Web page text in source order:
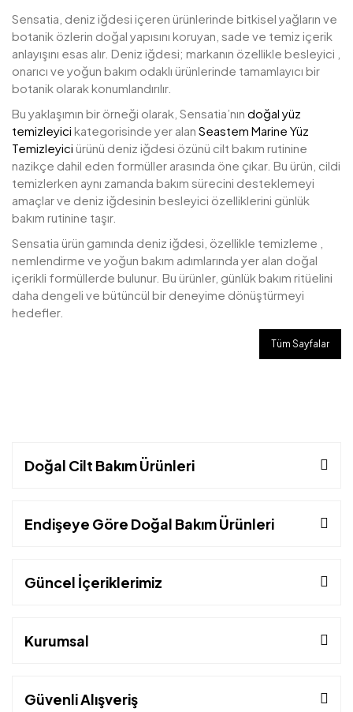
Sensatia, deniz iğdesi içeren ürünlerinde bitkisel yağların ve
botanik özlerin doğal yapısını koruyan, sade ve temiz içerik
anlayışını esas alır. Deniz iğdesi; markanın özellikle besleyici ,
onarıcı ve yoğun bakım odaklı ürünlerinde tamamlayıcı bir
botanik olarak konumlandırılır.
Bu yaklaşımın bir örneği olarak, Sensatia’nın doğal yüz
temizleyici kategorisinde yer alan Seastem Marine Yüz
Temizleyici ürünü deniz iğdesi özünü cilt bakım rutinine
nazikçe dahil eden formüller arasında öne çıkar. Bu ürün, cildi
temizlerken aynı zamanda bakım sürecini desteklemeyi
amaçlar ve deniz iğdesinin besleyici özelliklerini günlük
bakım rutinine taşır.
Sensatia ürün gamında deniz iğdesi, özellikle temizleme ,
nemlendirme ve yoğun bakım adımlarında yer alan doğal
içerikli formüllerde bulunur. Bu ürünler, günlük bakım ritüelini
daha dengeli ve bütüncül bir deneyime dönüştürmeyi
hedefler.
Tüm Sayfalar
Doğal Cilt Bakım Ürünleri
Endişeye Göre Doğal Bakım Ürünleri
Güncel İçeriklerimiz
Kurumsal
Güvenli Alışveriş